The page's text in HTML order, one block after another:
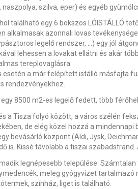
szilva, eper) és egyéb
található egy 6 bokszos LÓISTÁLLÓ
alkalmasak azonnali lovas
legelő rendszer, …) egy jól
lehessen a lovakat ellátni és akár
tereplovaglásra.
esetén a már felépített istálló másfajta
rendezvényekhez.
8500 m2-es legelő fedett, több
a Tisza folyó között, a város szélén
de elég közel hozzá a
bevásárló központ (Aldi, Jysk,
is. Kissé távolabb a tiszai
legnépesebb települése.
meleg gyógyvizet
színház, liget is található.